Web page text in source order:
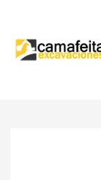
contenido